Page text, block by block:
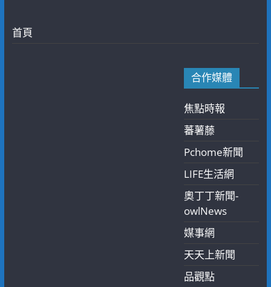
首頁
合作媒體
焦點時報
蕃薯藤
Pchome新聞
LIFE生活網
奧丁丁新聞-
owlNews
媒事網
天天上新聞
品觀點